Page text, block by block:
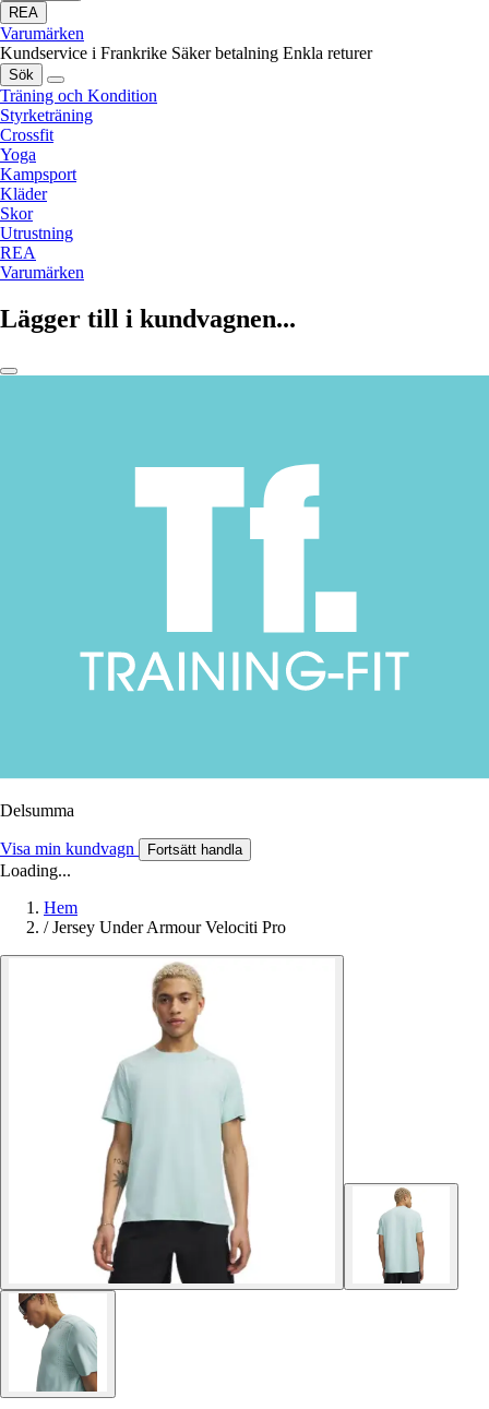
REA
Varumärken
Kundservice i Frankrike Säker betalning Enkla returer
Sök
Träning och Kondition
Styrketräning
Crossfit
Yoga
Kampsport
Kläder
Skor
Utrustning
REA
Varumärken
Lägger till i kundvagnen...
Delsumma
Visa min kundvagn Fortsätt handla
Loading...
Hem
/ Jersey Under Armour Velociti Pro